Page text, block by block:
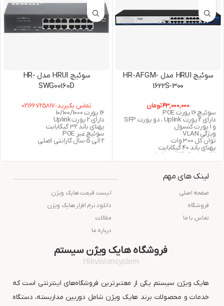
سوئیچ HRUI مدل HR-AFGM-
1622S-300
43,000,000تومان
سوئیچ 16 پورت POE
دارای 2 پورت Uplink ، دو پورت SFP
و 1 پورت کنسول
ویژگی VLAN
توان کل 300 وات
پهنای باند 40 گیگابایت
2 الی 5 سال گارانتی اصلی
سوئیچ HRUI مدل HR-
SWG00160D
تماس بگیرید-02166725817
16 پورت 10/100/1000
دارای 2 پورت Uplink
پهنای باند 32 گیگابایت
سوئیچ غیر POE
2 الی 5 سال گارانتی اصلی
لینک های مهم
صفحه اصلی
فروشگاه
تماس با ما
لیست قیمت هایک ویژن
دانلود نرم افزار هایک ویژن
مقالات
درباره ما
فروشگاه هایک ویژن سیستم
Hikvisionsystem
هایک ویژن سیستم یکی از معتبرترین فروشگاه‌های اینترنتی است که
خدمات و محصولات برند هایک ویژن شامل دوربین مداربسته، دستگاه